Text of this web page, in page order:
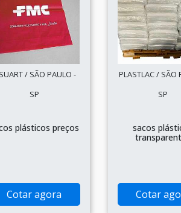
/ SÃO PAULO -
SP
plásticos preços
Cotar agora
PLASTLAC / SÃO
SP
sacos
Cotar